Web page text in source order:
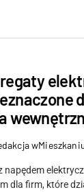
napędem
dla firm, które